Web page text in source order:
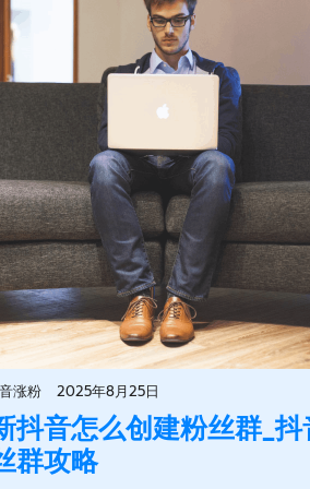
涨粉 2025年8月25日
抖音怎么创建粉丝群_
群攻略